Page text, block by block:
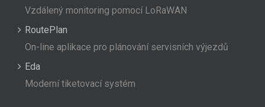
Vzdálený monitoring pomocí LoRaWAN
RoutePlan
On-line aplikace pro plánování servisních výjezdů
Eda
Moderní tiketovací systém